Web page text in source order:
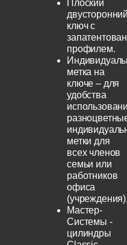
Плоский
ключ с
профилем.
метка на
ключе – для
удобства
метки для
всех членов
семьи или
работников
офиса
Мастер-
Системы -
цилиндры